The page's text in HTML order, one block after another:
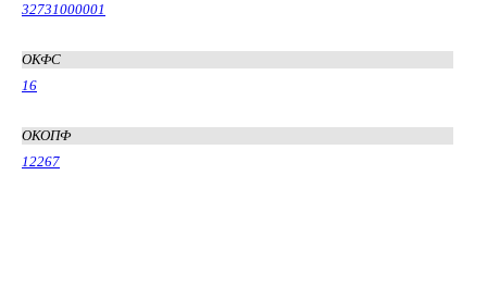
32731000001
ОКФС
16
ОКОПФ
12267